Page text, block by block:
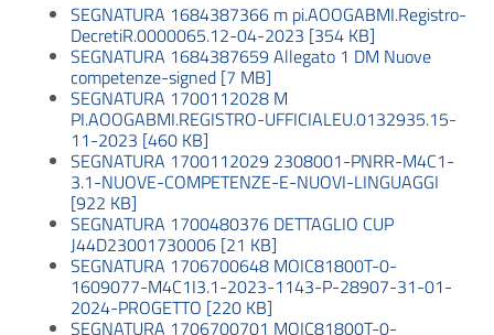
SEGNATURA 1684387366 m pi.AOOGABMI.Registro-
DecretiR.0000065.12-04-2023 [354 KB]
SEGNATURA 1684387659 Allegato 1 DM Nuove
competenze-signed [7 MB]
SEGNATURA 1700112028 M
PI.AOOGABMI.REGISTRO-UFFICIALEU.0132935.15-
11-2023 [460 KB]
SEGNATURA 1700112029 2308001-PNRR-M4C1-
3.1-NUOVE-COMPETENZE-E-NUOVI-LINGUAGGI
[922 KB]
SEGNATURA 1700480376 DETTAGLIO CUP
J44D23001730006 [21 KB]
SEGNATURA 1706700648 MOIC81800T-0-
1609077-M4C1I3.1-2023-1143-P-28907-31-01-
2024-PROGETTO [220 KB]
SEGNATURA 1706700701 MOIC81800T-0-